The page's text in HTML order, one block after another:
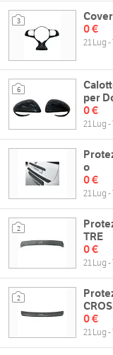
3
0 €
21 Lug
6
per
0 €
21 Lug
o
0 €
21 Lug
2
TRE
0 €
21 Lug
2
0 €
21 Lug